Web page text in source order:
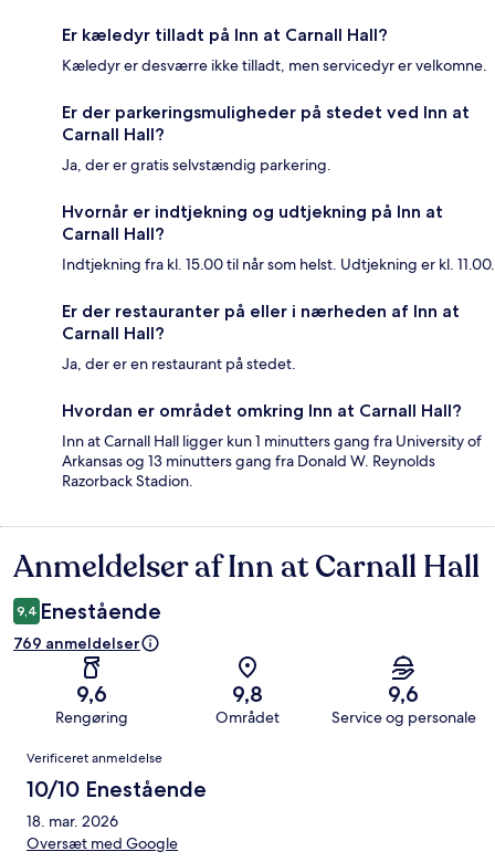
Er kæledyr tilladt på Inn at Carnall Hall?
Kæledyr er desværre ikke tilladt, men servicedyr er velkomne.
Er der parkeringsmuligheder på stedet ved Inn at
Carnall Hall?
Ja, der er gratis selvstændig parkering.
Hvornår er indtjekning og udtjekning på Inn at
Carnall Hall?
Indtjekning fra kl. 15.00 til når som helst. Udtjekning er kl. 11.00.
Er der restauranter på eller i nærheden af Inn at
Carnall Hall?
Ja, der er en restaurant på stedet.
Hvordan er området omkring Inn at Carnall Hall?
Inn at Carnall Hall ligger kun 1 minutters gang fra University of
Arkansas og 13 minutters gang fra Donald W. Reynolds
Razorback Stadion.
Anmeldelser
Anmeldelser af Inn at Carnall Hall
9,4 Enestående
769 anmeldelser
9,6
Rengøring
9,8
Området
9,6
Service og personale
Anmeldelser
Verificeret anmeldelse
10/10 Enestående
18. mar. 2026
Oversæt med Google